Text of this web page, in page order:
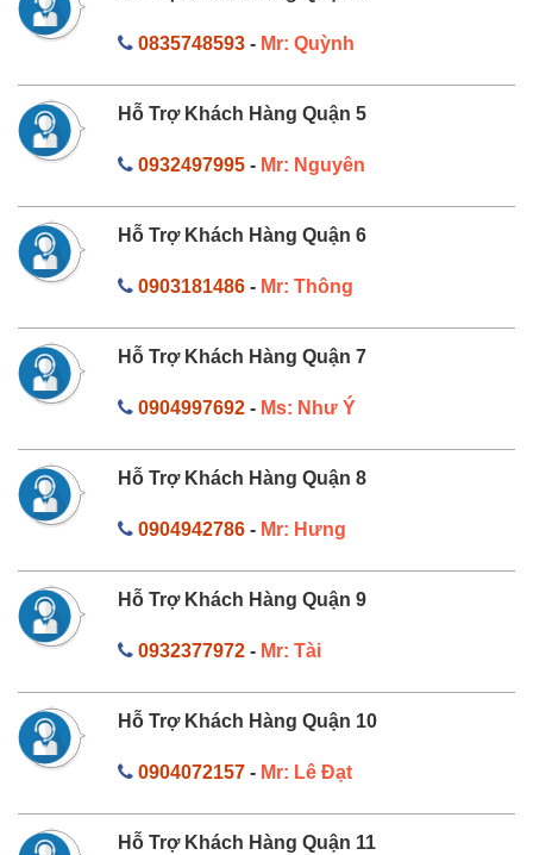
0835748593- Mr: Quỳnh
Hỗ Trợ Khách Hàng Quận 5
0932497995- Mr: Nguyên
Hỗ Trợ Khách Hàng Quận 6
0903181486- Mr: Thông
Hỗ Trợ Khách Hàng Quận 7
0904997692- Ms: Như Ý
Hỗ Trợ Khách Hàng Quận 8
0904942786- Mr: Hưng
Hỗ Trợ Khách Hàng Quận 9
0932377972- Mr: Tài
Hỗ Trợ Khách Hàng Quận 10
0904072157- Mr: Lê Đạt
Hỗ Trợ Khách Hàng Quận 11